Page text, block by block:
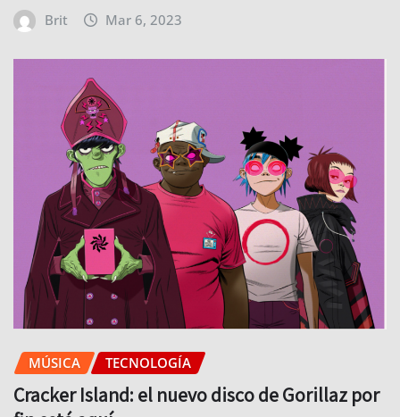
Brit Mar 6, 2023
MÚSICA TECNOLOGÍA
Cracker Island: el nuevo disco de Gorillaz por